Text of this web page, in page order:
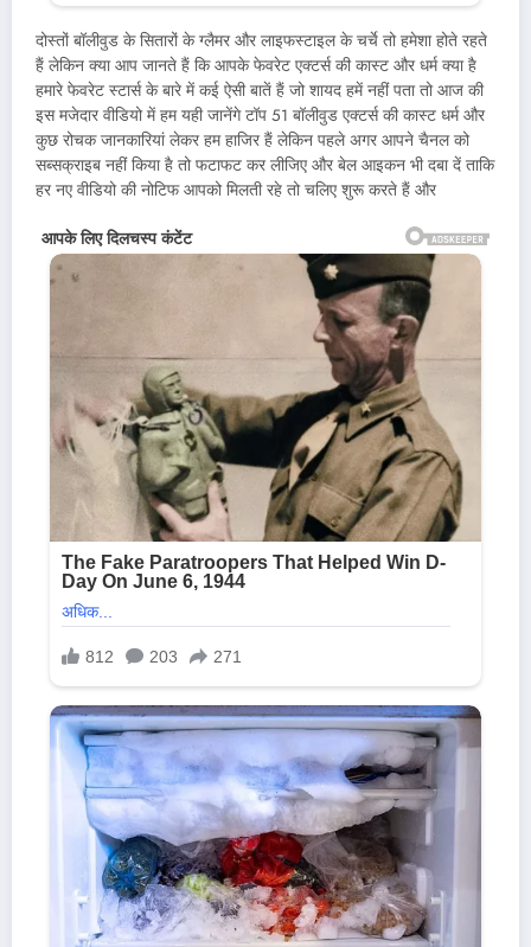
दोस्तों बॉलीवुड के सितारों के ग्लैमर और लाइफस्टाइल के चर्चे तो हमेशा होते रहते
हैं लेकिन क्या आप जानते हैं कि आपके फेवरेट एक्टर्स की कास्ट और धर्म क्या है
हमारे फेवरेट स्टार्स के बारे में कई ऐसी बातें हैं जो शायद हमें नहीं पता तो आज की
इस मजेदार वीडियो में हम यही जानेंगे टॉप 51 बॉलीवुड एक्टर्स की कास्ट धर्म और
कुछ रोचक जानकारियां लेकर हम हाजिर हैं लेकिन पहले अगर आपने चैनल को
सब्सक्राइब नहीं किया है तो फटाफट कर लीजिए और बेल आइकन भी दबा दें ताकि
हर नए वीडियो की नोटिफ आपको मिलती रहे तो चलिए शुरू करते हैं और